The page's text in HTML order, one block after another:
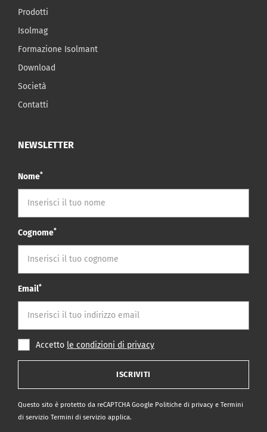
Prodotti
Isolmag
Formazione Isolmant
Download
Società
Contatti
NEWSLETTER
Nome*
Cognome*
Email*
Accetto le condizioni di privacy
ISCRIVITI
Questo sito è protetto da reCAPTCHA Google Politiche di privacy e Termini
di servizio Termini di servizio applica.